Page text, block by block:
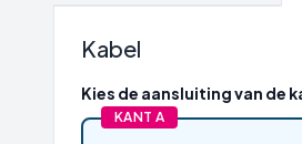
Kabel
Kies de aansluiting van de
KANT A